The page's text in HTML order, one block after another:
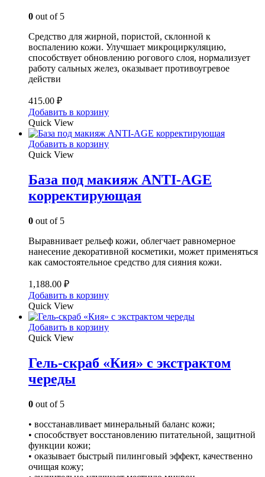
0 out of 5
Средство для жирной, пористой, склонной к
воспалению кожи. Улучшает микроциркуляцию,
способствует обновлению рогового слоя, нормализует
работу сальных желез, оказывает противоугревое
действи
415.00 ₽
Добавить в корзину
Quick View
Добавить в корзину
Quick View
База под макияж ANTI-AGE
корректирующая
0 out of 5
Выравнивает рельеф кожи, облегчает равномерное
нанесение декоративной косметики, может применяться
как самостоятельное средство для сияния кожи.
1,188.00 ₽
Добавить в корзину
Quick View
Добавить в корзину
Quick View
Гель-скраб «Кия» с экстрактом
череды
0 out of 5
• восстанавливает минеральный баланс кожи;
• способствует восстановлению питательной, защитной
функции кожи;
• оказывает быстрый пилинговый эффект, качественно
очищая кожу;